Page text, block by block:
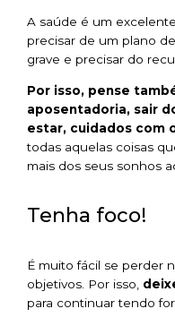
A saúde é um
precisar de um plano
grave e precisar do
Por isso, pense
aposentadoria, sair
estar, cuidados com
todas aquelas coisas
mais dos seus sonhos
Tenha foco!
É muito fácil se perder
objetivos. Por isso,
para continuar tendo